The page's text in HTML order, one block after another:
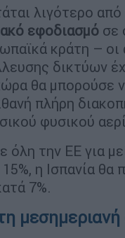
λιγότερο
εφοδιασμό σε
κράτη – οι
δικτύων
θα μπορούσε
πλήρη
φυσικού
όλη την ΕΕ για
15%, η Ισπανία θα
7%.
μεσημεριανή